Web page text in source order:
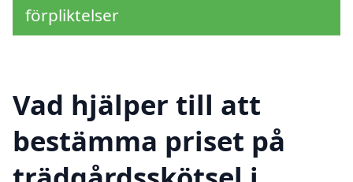
förpliktelser
Vad hjälper till att
bestämma priset på